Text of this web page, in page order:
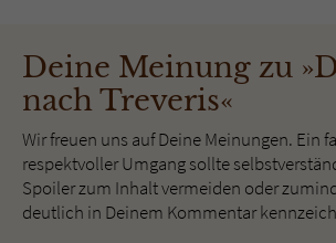
Deine Meinung zu
nach Treveris«
Wir freuen uns auf Deine Meinungen. Ein
respektvoller Umgang sollte
Spoiler zum Inhalt vermeiden oder
deutlich in Deinem Kommentar